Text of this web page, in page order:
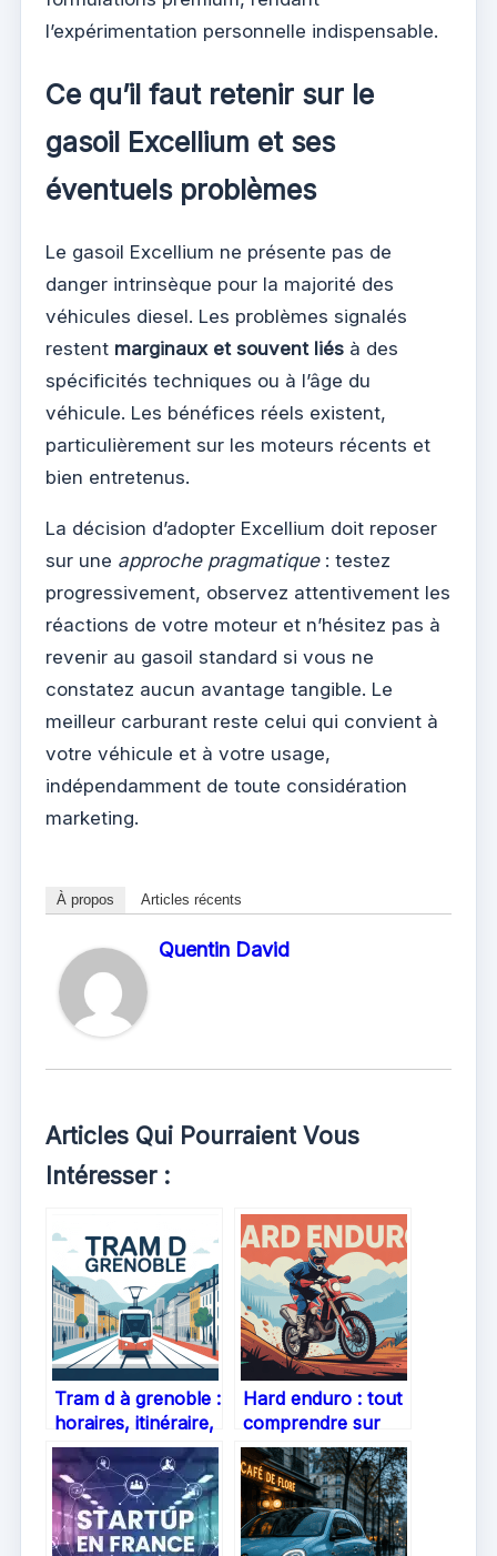
l’expérimentation personnelle indispensable.
Ce qu’il faut retenir sur le
gasoil Excellium et ses
éventuels problèmes
Le gasoil Excellium ne présente pas de
danger intrinsèque pour la majorité des
véhicules diesel. Les problèmes signalés
restent marginaux et souvent liés à des
spécificités techniques ou à l’âge du
véhicule. Les bénéfices réels existent,
particulièrement sur les moteurs récents et
bien entretenus.
La décision d’adopter Excellium doit reposer
sur une approche pragmatique: testez
progressivement, observez attentivement les
réactions de votre moteur et n’hésitez pas à
revenir au gasoil standard si vous ne
constatez aucun avantage tangible. Le
meilleur carburant reste celui qui convient à
votre véhicule et à votre usage,
indépendamment de toute considération
marketing.
À propos Articles récents
Quentin David
Articles Qui Pourraient Vous
Intéresser :
Tram d à grenoble :
horaires, itinéraire,
accès et infos
pratiques
Hard enduro : tout
comprendre sur
cette discipline
extrême de
l’enduro moto